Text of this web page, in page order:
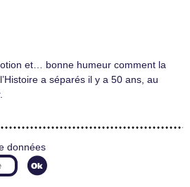
et… bonne humeur comment la
a séparés il y a 50 ans, au
données